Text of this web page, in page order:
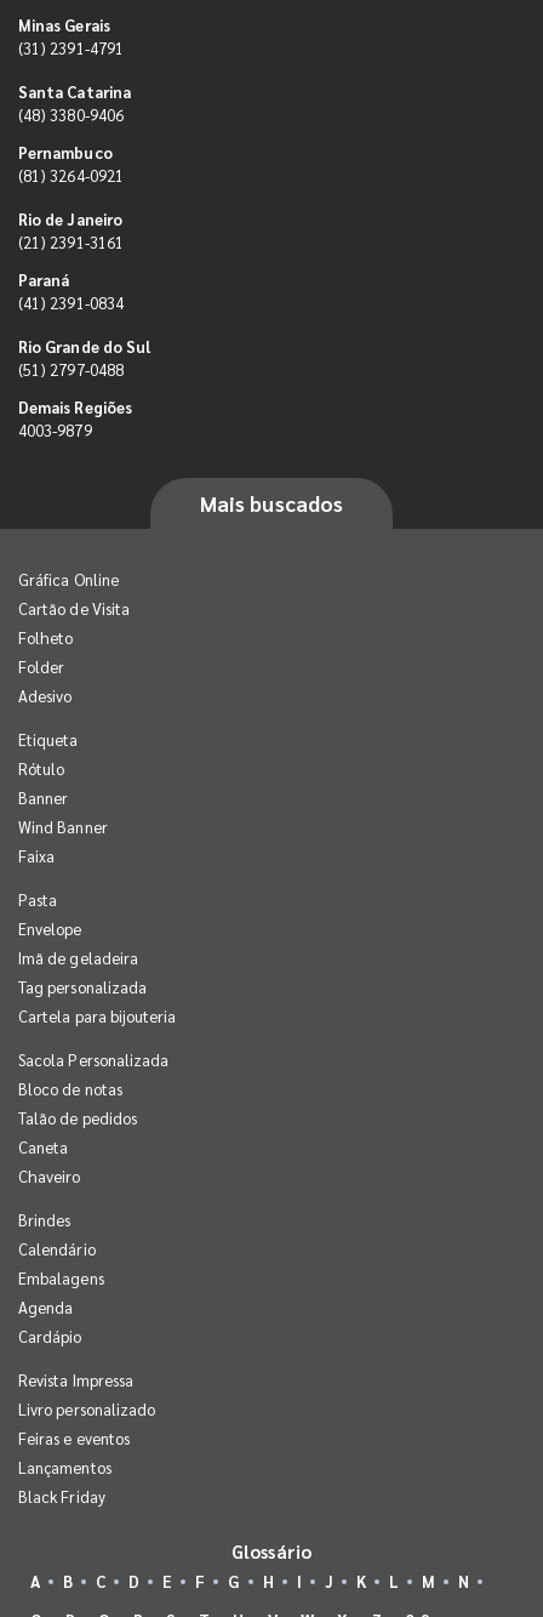
Minas Gerais
(31) 2391-4791
Santa Catarina
(48) 3380-9406
Pernambuco
(81) 3264-0921
Rio de Janeiro
(21) 2391-3161
Paraná
(41) 2391-0834
Rio Grande do Sul
(51) 2797-0488
Demais Regiões
4003-9879
Mais buscados
Gráfica Online
Cartão de Visita
Folheto
Folder
Adesivo
Etiqueta
Rótulo
Banner
Wind Banner
Faixa
Pasta
Envelope
Imã de geladeira
Tag personalizada
Cartela para bijouteria
Sacola Personalizada
Bloco de notas
Talão de pedidos
Caneta
Chaveiro
Brindes
Calendário
Embalagens
Agenda
Cardápio
Revista Impressa
Livro personalizado
Feiras e eventos
Lançamentos
Black Friday
Glossário
A B C D E F G H I J K L M
N